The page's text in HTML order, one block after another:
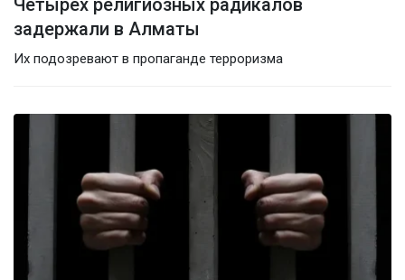
задержали в Алматы
Их подозревают в пропаганде терроризма